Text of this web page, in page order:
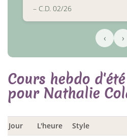
– C.D. 02/26
‹ ›
Cours hebdo
pour Nathalie
Jour L'heure Style